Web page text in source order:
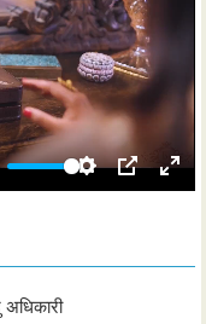
e
e
S
P
E